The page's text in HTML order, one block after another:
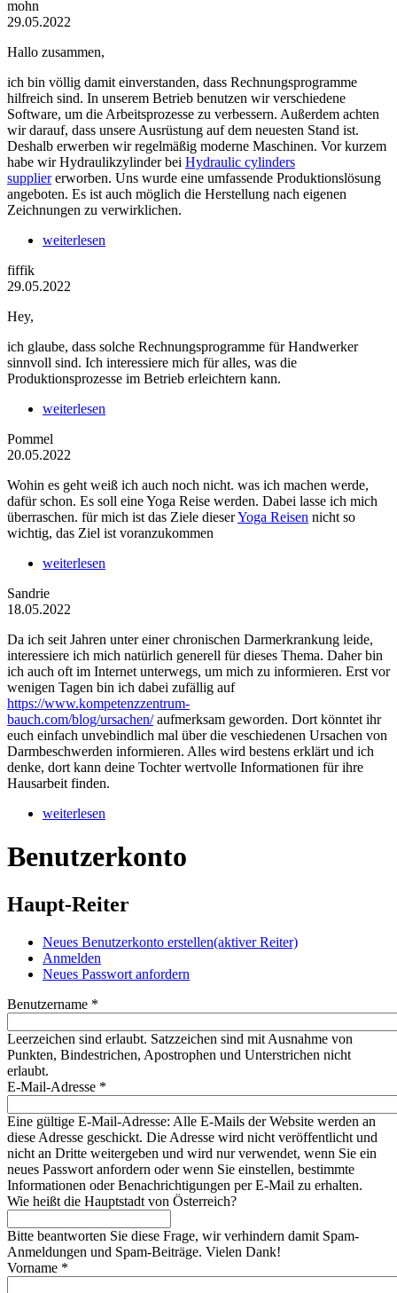
mohn
29.05.2022
Hallo zusammen,
ich bin völlig damit einverstanden, dass Rechnungsprogramme
hilfreich sind. In unserem Betrieb benutzen wir verschiedene
Software, um die Arbeitsprozesse zu verbessern. Außerdem achten
wir darauf, dass unsere Ausrüstung auf dem neuesten Stand ist.
Deshalb erwerben wir regelmäßig moderne Maschinen. Vor kurzem
habe wir Hydraulikzylinder bei Hydraulic cylinders
suppliererworben. Uns wurde eine umfassende Produktionslösung
angeboten. Es ist auch möglich die Herstellung nach eigenen
Zeichnungen zu verwirklichen.
weiterlesen
fiffik
29.05.2022
Hey,
ich glaube, dass solche Rechnungsprogramme für Handwerker
sinnvoll sind. Ich interessiere mich für alles, was die
Produktionsprozesse im Betrieb erleichtern kann.
weiterlesen
Pommel
20.05.2022
Wohin es geht weiß ich auch noch nicht. was ich machen werde,
dafür schon. Es soll eine Yoga Reise werden. Dabei lasse ich mich
überraschen. für mich ist das Ziele dieserYoga Reisen nicht so
wichtig, das Ziel ist voranzukommen
weiterlesen
Sandrie
18.05.2022
Da ich seit Jahren unter einer chronischen Darmerkrankung leide,
interessiere ich mich natürlich generell für dieses Thema. Daher bin
ich auch oft im Internet unterwegs, um mich zu informieren. Erst vor
wenigen Tagen bin ich dabei zufällig auf
https://www.kompetenzzentrum-
bauch.com/blog/ursachen/aufmerksam geworden. Dort könntet ihr
euch einfach unvebindlich mal über die veschiedenen Ursachen von
Darmbeschwerden informieren. Alles wird bestens erklärt und ich
denke, dort kann deine Tochter wertvolle Informationen für ihre
Hausarbeit finden.
weiterlesen
Benutzerkonto
Haupt-Reiter
Neues Benutzerkonto erstellen(aktiver Reiter)
Anmelden
Neues Passwort anfordern
Benutzername *
Leerzeichen sind erlaubt. Satzzeichen sind mit Ausnahme von
Punkten, Bindestrichen, Apostrophen und Unterstrichen nicht
erlaubt.
E-Mail-Adresse *
Eine gültige E-Mail-Adresse: Alle E-Mails der Website werden an
diese Adresse geschickt. Die Adresse wird nicht veröffentlicht und
nicht an Dritte weitergeben und wird nur verwendet, wenn Sie ein
neues Passwort anfordern oder wenn Sie einstellen, bestimmte
Informationen oder Benachrichtigungen per E-Mail zu erhalten.
Wie heißt die Hauptstadt von Österreich?
Bitte beantworten Sie diese Frage, wir verhindern damit Spam-
Anmeldungen und Spam-Beiträge. Vielen Dank!
Vorname *